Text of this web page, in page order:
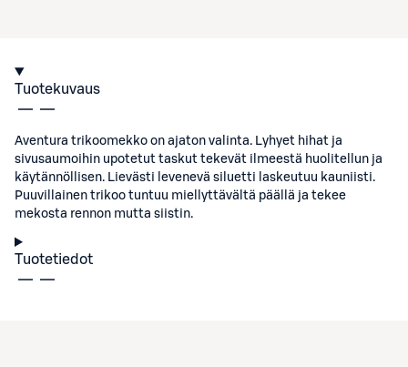
Tuotekuvaus
Aventura trikoomekko on ajaton valinta. Lyhyet hihat ja
sivusaumoihin upotetut taskut tekevät ilmeestä huolitellun ja
käytännöllisen. Lievästi levenevä siluetti laskeutuu kauniisti.
Puuvillainen trikoo tuntuu miellyttävältä päällä ja tekee
mekosta rennon mutta siistin.
Tuotetiedot